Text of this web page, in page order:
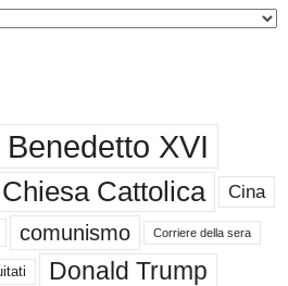
Benedetto XVI
Chiesa Cattolica Cina
comunismo Corriere della sera
Donald Trump